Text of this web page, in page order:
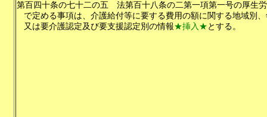
第百四十条の七十二の五
法第百十八条の二第一項第一号の厚生
で定める事項は、介護給付等に要する費用の額に関する地域別
又は要介護認定及び要支援認定別の情報★挿入★ とする。